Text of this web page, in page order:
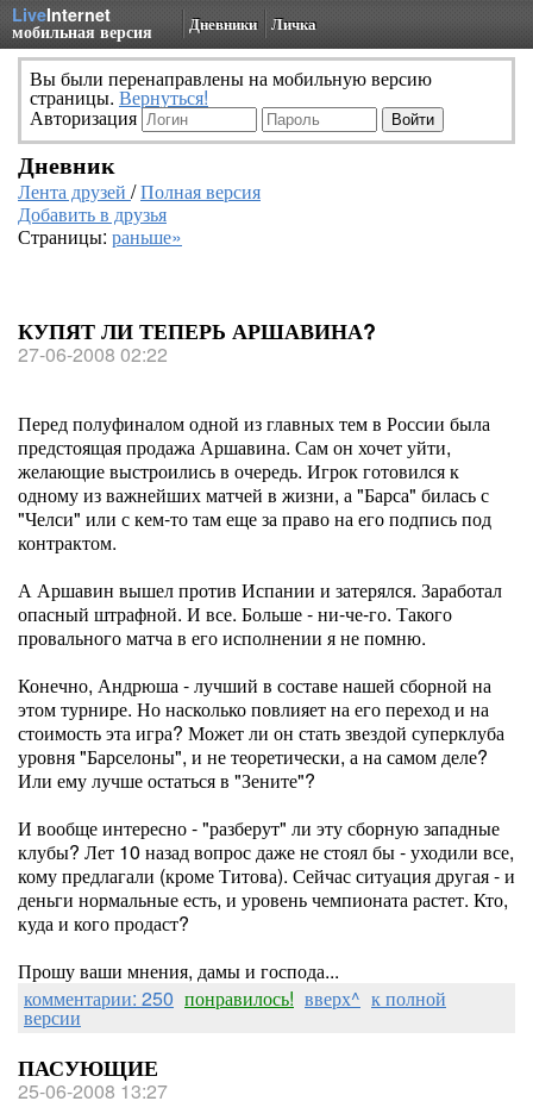
LiveInternet
мобильная версия Дневники Личка
Вы были перенаправлены на мобильную версию
страницы. Вернуться!
Авторизация
Дневник
Лента друзей /Полная версия
Добавить в друзья
Страницы: раньше»
КУПЯТ ЛИ ТЕПЕРЬ АРШАВИНА?
27-06-2008 02:22
Перед полуфиналом одной из главных тем в России была
предстоящая продажа Аршавина. Сам он хочет уйти,
желающие выстроились в очередь. Игрок готовился к
одному из важнейших матчей в жизни, а "Барса" билась с
"Челси" или с кем-то там еще за право на его подпись под
контрактом.
А Аршавин вышел против Испании и затерялся. Заработал
опасный штрафной. И все. Больше - ни-че-го. Такого
провального матча в его исполнении я не помню.
Конечно, Андрюша - лучший в составе нашей сборной на
этом турнире. Но насколько повлияет на его переход и на
стоимость эта игра? Может ли он стать звездой суперклуба
уровня "Барселоны", и не теоретически, а на самом деле?
Или ему лучше остаться в "Зените"?
И вообще интересно - "разберут" ли эту сборную западные
клубы? Лет 10 назад вопрос даже не стоял бы - уходили все,
кому предлагали (кроме Титова). Сейчас ситуация другая - и
деньги нормальные есть, и уровень чемпионата растет. Кто,
куда и кого продаст?
Прошу ваши мнения, дамы и господа...
комментарии: 250 понравилось! вверх^ к полной
версии
ПАСУЮЩИЕ
25-06-2008 13:27